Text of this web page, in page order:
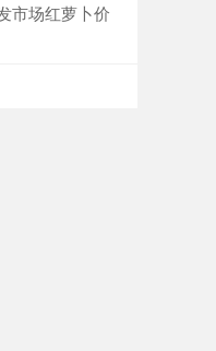
市场红萝卜价